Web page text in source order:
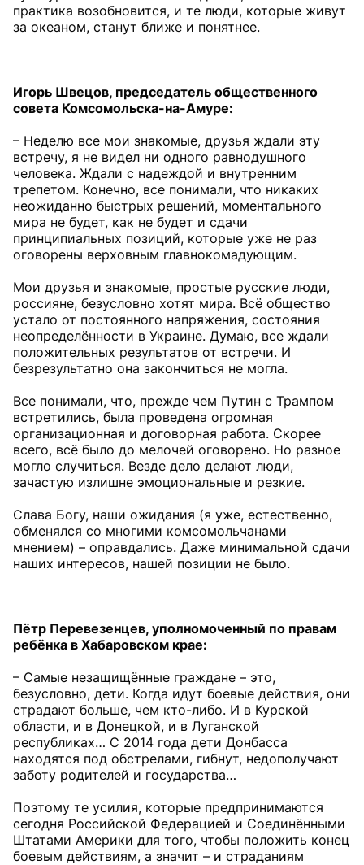
практика возобновится, и те люди, которые живут
за океаном, станут ближе и понятнее.
Игорь Швецов, председатель общественного
совета Комсомольска-на-Амуре:
– Неделю все мои знакомые, друзья ждали эту
встречу, я не видел ни одного равнодушного
человека. Ждали с надеждой и внутренним
трепетом. Конечно, все понимали, что никаких
неожиданно быстрых решений, моментального
мира не будет, как не будет и сдачи
принципиальных позиций, которые уже не раз
оговорены верховным главнокомадующим.
Мои друзья и знакомые, простые русские люди,
россияне, безусловно хотят мира. Всё общество
устало от постоянного напряжения, состояния
неопределённости в Украине. Думаю, все ждали
положительных результатов от встречи. И
безрезультатно она закончиться не могла.
Все понимали, что, прежде чем Путин с Трампом
встретились, была проведена огромная
организационная и договорная работа. Скорее
всего, всё было до мелочей оговорено. Но разное
могло случиться. Везде дело делают люди,
зачастую излишне эмоциональные и резкие.
Слава Богу, наши ожидания (я уже, естественно,
обменялся со многими комсомольчанами
мнением) – оправдались. Даже минимальной сдачи
наших интересов, нашей позиции не было.
Пётр Перевезенцев, уполномоченный по правам
ребёнка в Хабаровском крае:
– Самые незащищённые граждане – это,
безусловно, дети. Когда идут боевые действия, они
страдают больше, чем кто-либо. И в Курской
области, и в Донецкой, и в Луганской
республиках… С 2014 года дети Донбасса
находятся под обстрелами, гибнут, недополучают
заботу родителей и государства…
Поэтому те усилия, которые предпринимаются
сегодня Российской Федерацией и Соединёнными
Штатами Америки для того, чтобы положить конец
боевым действиям, а значит – и страданиям